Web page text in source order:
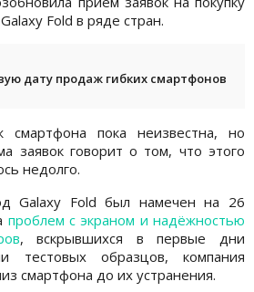
Fold в ряде стран.
дату продаж гибких смартфонов
смартфона пока неизвестна, но
заявок говорит о том, что этого
недолго.
Galaxy Fold был намечен на 26
проблем с экраном и надёжностью
, вскрывшихся в первые дни
тестовых образцов, компания
смартфона до их устранения.